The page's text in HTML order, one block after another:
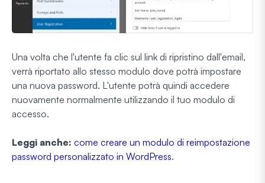
Una volta che l'utente fa clic sul link di ripristino dall'email,
verrà riportato allo stesso modulo dove potrà impostare
una nuova password. L'utente potrà quindi accedere
nuovamente normalmente utilizzando il tuo modulo di
accesso.
Leggi anche: come creare un modulo di reimpostazione
password personalizzato in WordPress.